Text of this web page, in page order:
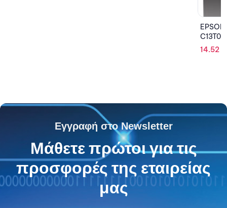
14.52
Εγγραφή στο Newsletter
Μάθετε πρώτοι για τις
προσφορές της εταιρείας
μας